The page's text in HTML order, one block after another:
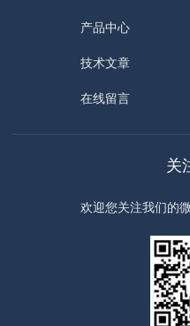
产品中心
技术文章
在线留言
关
欢迎您关注我们的